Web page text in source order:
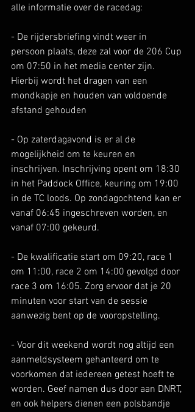
alle informatie over de racedag:
- De rijdersbriefing vindt weer in
persoon plaats, deze zal voor de 206 Cup
om 07:50 in het media center zijn.
Hierbij wordt het dragen van een
mondkapje en houden van voldoende
afstand gehouden
- Op zaterdagavond is er al de
mogelijkheid om te keuren en
inschrijven. Inschrijving opent om 18:30
in het Paddock Office, keuring om 19:00
in de TC loods. Op zondagochtend kan er
vanaf 06:45 ingeschreven worden, en
vanaf 07:00 gekeurd.
- De kwalificatie start om 09:20, race 1
om 11:00, race 2 om 14:00 gevolgd door
race 3 om 16:05. Zorg ervoor dat je 20
minuten voor start van de sessie
aanwezig bent op de vooropstelling.
- Voor dit weekend wordt nog altijd een
aanmeldsysteem gehanteerd om te
voorkomen dat iedereen getest hoeft te
worden. Geef namen dus door aan DNRT,
en ook helpers dienen een polsbandje